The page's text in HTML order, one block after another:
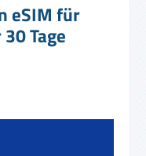
eSIM für
Tage